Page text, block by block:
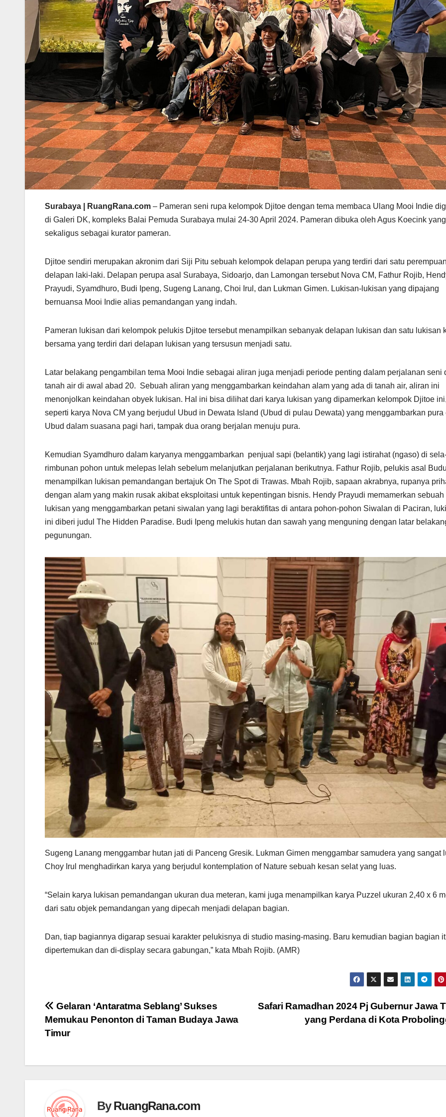
Surabaya | RuangRana.com – Pameran seni rupa kelompok Djitoe dengan tema membaca Ulang Mooi Indie
di Galeri DK, kompleks Balai Pemuda Surabaya mulai 24-30 April 2024. Pameran dibuka oleh Agus Koecink
sekaligus sebagai kurator pameran.
Djitoe sendiri merupakan akronim dari Siji Pitu sebuah kelompok delapan perupa yang terdiri dari satu
delapan laki-laki. Delapan perupa asal Surabaya, Sidoarjo, dan Lamongan tersebut Nova CM, Fathur Rojib,
Prayudi, Syamdhuro, Budi Ipeng, Sugeng Lanang, Choi Irul, dan Lukman Gimen. Lukisan-lukisan yang dipajang
bernuansa Mooi Indie alias pemandangan yang indah.
Pameran lukisan dari kelompok pelukis Djitoe tersebut menampilkan sebanyak delapan lukisan dan satu lukisan
bersama yang terdiri dari delapan lukisan yang tersusun menjadi satu.
Latar belakang pengambilan tema Mooi Indie sebagai aliran juga menjadi periode penting dalam perjalanan seni
tanah air di awal abad 20. Sebuah aliran yang menggambarkan keindahan alam yang ada di tanah air, aliran ini
menonjolkan keindahan obyek lukisan. Hal ini bisa dilihat dari karya lukisan yang dipamerkan kelompok Djitoe
seperti karya Nova CM yang berjudul Ubud in Dewata Island (Ubud di pulau Dewata) yang menggambarkan pura
Ubud dalam suasana pagi hari, tampak dua orang berjalan menuju pura.
Kemudian Syamdhuro dalam karyanya menggambarkan penjual sapi (belantik) yang lagi istirahat (ngaso) di
rimbunan pohon untuk melepas lelah sebelum melanjutkan perjalanan berikutnya. Fathur Rojib, pelukis asal
menampilkan lukisan pemandangan bertajuk On The Spot di Trawas. Mbah Rojib, sapaan akrabnya, rupanya
dengan alam yang makin rusak akibat eksploitasi untuk kepentingan bisnis. Hendy Prayudi memamerkan sebuah
lukisan yang menggambarkan petani siwalan yang lagi beraktifitas di antara pohon-pohon Siwalan di Paciran,
ini diberi judul The Hidden Paradise. Budi Ipeng melukis hutan dan sawah yang menguning dengan latar
pegunungan.
Sugeng Lanang menggambar hutan jati di Panceng Gresik. Lukman Gimen menggambar samudera yang sangat
Choy Irul menghadirkan karya yang berjudul kontemplation of Nature sebuah kesan selat yang luas.
“Selain karya lukisan pemandangan ukuran dua meteran, kami juga menampilkan karya Puzzel ukuran 2,40 x 6
dari satu objek pemandangan yang dipecah menjadi delapan bagian.
Dan, tiap bagiannya digarap sesuai karakter pelukisnya di studio masing-masing. Baru kemudian bagian bagian
dipertemukan dan di-display secara gabungan,” kata Mbah Rojib. (AMR)
Navigasi
pos
Safari Ramadhan 2024 Pj Gubernur Jawa
yang Perdana di Kota
Gelaran ‘Antaratma Seblang’ Sukses
Memukau Penonton di Taman Budaya Jawa
Timur
ByRuangRana.com